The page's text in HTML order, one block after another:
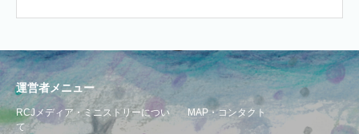
運営者メニュー
RCJメディア・ミニストリーについ
て
MAP・コンタクト